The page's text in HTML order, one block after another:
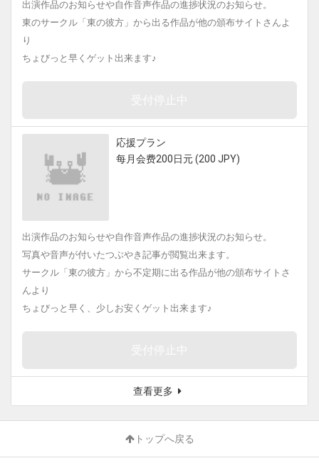
出演作品のお知らせや自作音声作品の進捗状況のお知らせ。
東のサークル「東の彼方」から出る作品が他の頒布サイトさんよ
り
ちょびっと早くゲット出来ます♪
応援プラン
每月会费200日元 (200 JPY)
出演作品のお知らせや自作音声作品の進捗状況のお知らせ。
写真や音声が付いたつぶやき記事が閲覧出来ます。
サークル「東の彼方」から不定期に出る作品が他の頒布サイトさ
んより
ちょびっと早く、少しお安くゲット出来ます♪
查看更多
トップへ戻る